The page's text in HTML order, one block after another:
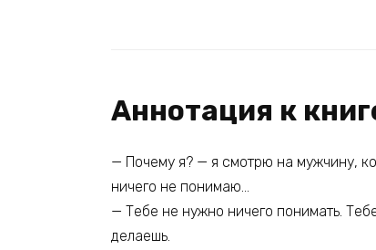
Аннотация к
— Почему я? — я смотрю на мужчину,
ничего не понимаю…
— Тебе не нужно ничего понимать.
делаешь.